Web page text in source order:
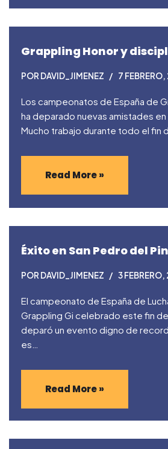
Grappling Honor y
POR DAVID_JIMENEZ 7
Los campeonatos de España de
ha deparado nuevas amistades en
Mucho trabajo durante todo el fin
Read More »
Éxito en San Pedro del
POR DAVID_JIMENEZ 3
El campeonato de España de
Grappling Gi celebrado este fin
deparó un evento digno de
es…
Read More »